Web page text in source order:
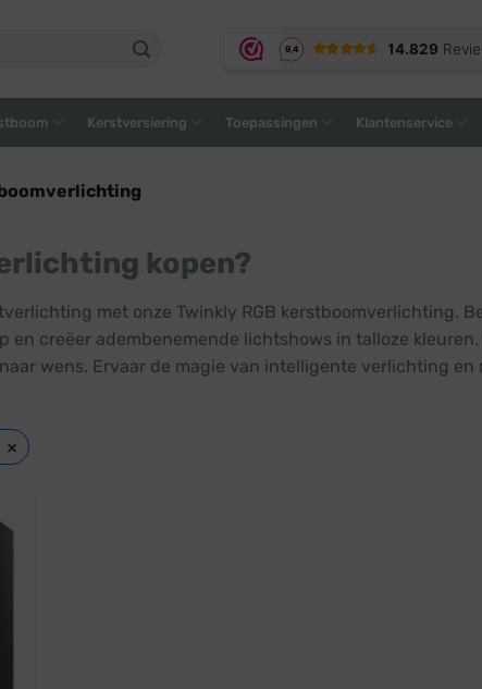
Kerstversiering Toepassingen Klantenservice
kopen?
met onze Twinkly RGB kerstboomverlichting.
en creëer adembenemende lichtshows in talloze
wens. Ervaar de magie van intelligente verlichting en
×